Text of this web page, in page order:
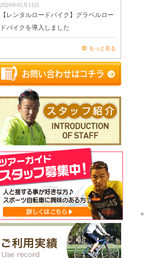
«
2024年01月11日
【レンタルロードバイク】グラベルロー
ドバイクを導入しました
もっと見る